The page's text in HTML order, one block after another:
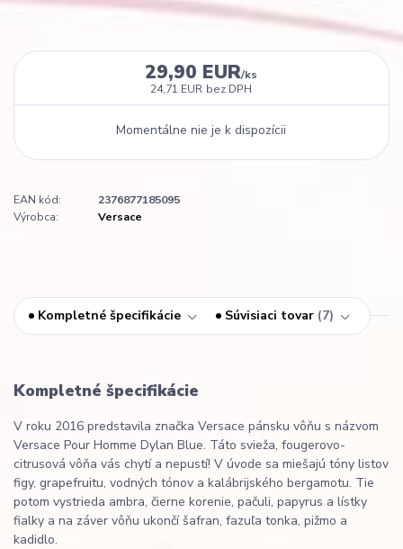
29,90 EUR/ks
24,71 EUR bez DPH
Momentálne nie je k dispozícii
EAN kód:
2376877185095
Výrobca:
Versace
Kompletné špecifikácie Súvisiaci tovar 7
Kompletné špecifikácie
V roku 2016 predstavila značka Versace pánsku vôňu s názvom
Versace Pour Homme Dylan Blue. Táto svieža, fougerovo-
citrusová vôňa vás chytí a nepustí! V úvode sa miešajú tóny listov
figy, grapefruitu, vodných tónov a kalábrijského bergamotu. Tie
potom vystrieda ambra, čierne korenie, pačuli, papyrus a lístky
fialky a na záver vôňu ukončí šafran, fazuľa tonka, pižmo a
kadidlo.